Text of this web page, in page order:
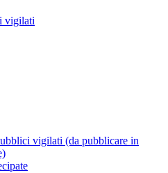
vigilati
vigilati (da pubblicare in